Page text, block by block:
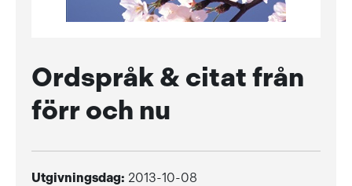
Ordspråk & citat från
förr och nu
Utgivningsdag: 2013-10-08